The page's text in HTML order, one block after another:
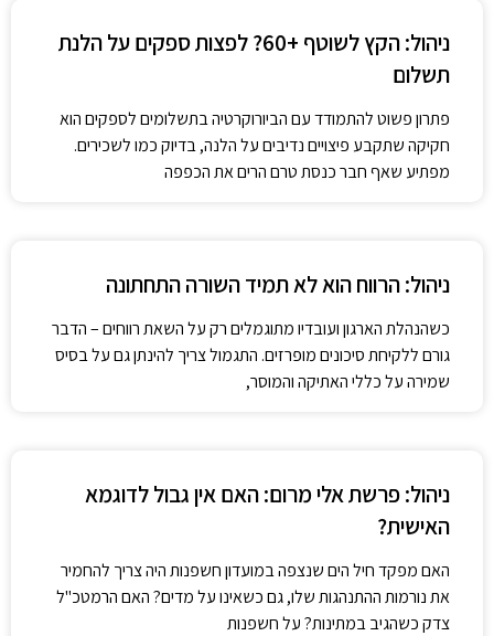
ניהול: הקץ לשוטף +60? לפצות ספקים על הלנת
תשלום
פתרון פשוט להתמודד עם הביורוקרטיה בתשלומים לספקים הוא
חקיקה שתקבע פיצויים נדיבים על הלנה, בדיוק כמו לשכירים.
מפתיע שאף חבר כנסת טרם הרים את הכפפה
ניהול: הרווח הוא לא תמיד השורה התחתונה
כשהנהלת הארגון ועובדיו מתוגמלים רק על השאת רווחים – הדבר
גורם ללקיחת סיכונים מופרזים. התגמול צריך להינתן גם על בסיס
שמירה על כללי האתיקה והמוסר,
ניהול: פרשת אלי מרום: האם אין גבול לדוגמא
האישית?
האם מפקד חיל הים שנצפה במועדון חשפנות היה צריך להחמיר
את נורמות ההתנהגות שלו, גם כשאינו על מדים? האם הרמטכ"ל
צדק כשהגיב במתינות? על חשפנות